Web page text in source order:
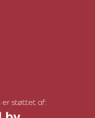
er støttet af: